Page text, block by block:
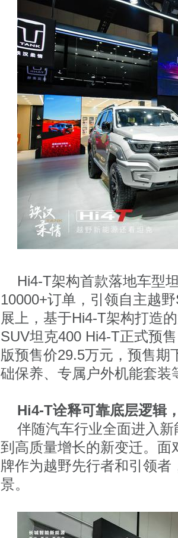
Hi4-T架构首款落地车型
10000+订单，引领自主越
展上，基于Hi4-T架构打造
SUV坦克400 Hi4-T正式预
版预售价29.5万元，预售
础保养、专属户外机能套装
Hi4-T诠释可靠底层逻辑
伴随汽车行业全面进入
到高质量增长的新变迁。
牌作为越野先行者和引领
景。